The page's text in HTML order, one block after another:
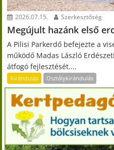
2026.07.15. Szerkesztőség
Megújult hazánk első
A Pilisi Parkerdő befejezte a
működő Madas László
átfogó fejlesztését....
Kirándulás Osztálykirándulás